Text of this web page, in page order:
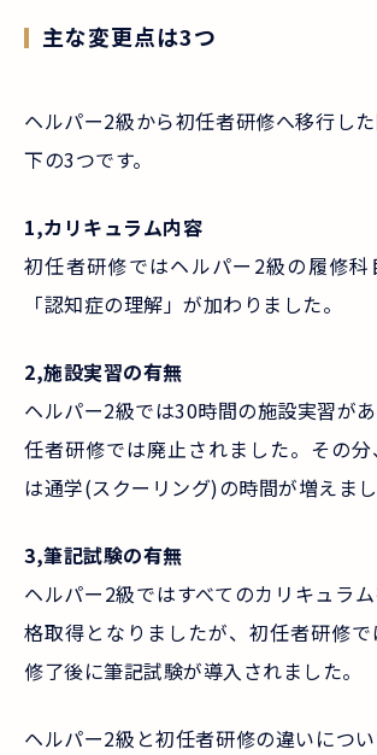
主な変更点は3つ
ヘルパー2級から初任者研修へ移行し
下の3つです。
1,カリキュラム内容
初任者研修ではヘルパー2級の履修科
「認知症の理解」が加わりました。
2,施設実習の有無
ヘルパー2級では30時間の施設実習が
任者研修では廃止されました。その
は通学(スクーリング)の時間が増えまし
3,筆記試験の有無
ヘルパー2級ではすべてのカリキュラ
格取得となりましたが、初任者研修
修了後に筆記試験が導入されました。
ヘルパー2級と初任者研修の違いにつ